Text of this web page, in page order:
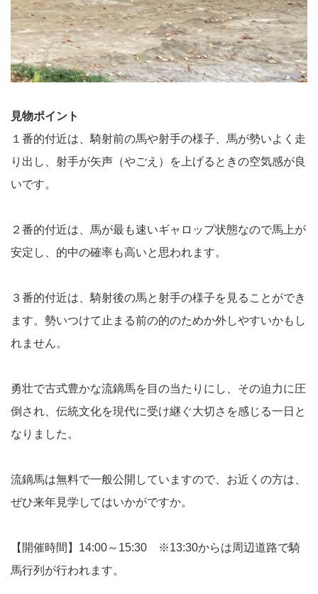
見物ポイント
１番的付近は、騎射前の馬や射手の様子、馬が勢いよく走
り出し、射手が矢声（やごえ）を上げるときの空気感が良
いです。
２番的付近は、馬が最も速いギャロップ状態なので馬上が
安定し、的中の確率も高いと思われます。
３番的付近は、騎射後の馬と射手の様子を見ることができ
ます。勢いつけて止まる前の的のためか外しやすいかもし
れません。
勇壮で古式豊かな流鏑馬を目の当たりにし、その迫力に圧
倒され、伝統文化を現代に受け継ぐ大切さを感じる一日と
なりました。
流鏑馬は無料で一般公開していますので、お近くの方は、
ぜひ来年見学してはいかがですか。
【開催時間】14:00～15:30 ※13:30からは周辺道路で騎
馬行列が行われます。